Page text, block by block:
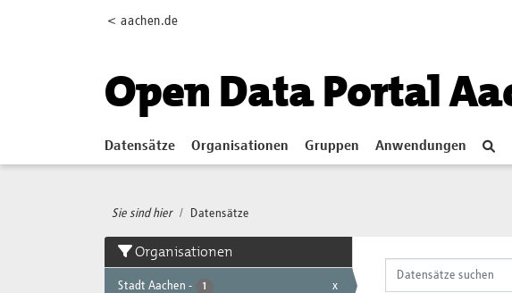
< aachen.de
Open Data Portal
Datensätze Organisationen Gruppen Anwendungen
Sie sind hier Datensätze
Organisationen
Stadt Aachen - 1 x